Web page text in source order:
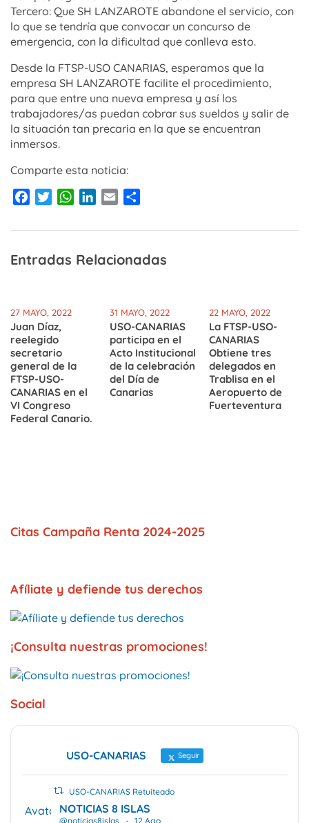
Tercero: Que SH LANZAROTE abandone el servicio, con
lo que se tendría que convocar un concurso de
emergencia, con la dificultad que conlleva esto.
Desde la FTSP-USO CANARIAS, esperamos que la
empresa SH LANZAROTE facilite el procedimiento,
para que entre una nueva empresa y así los
trabajadores/as puedan cobrar sus sueldos y salir de
la situación tan precaria en la que se encuentran
inmersos.
Comparte esta noticia:
Facebook
TwitterWhatsApp
LinkedIn
Email
Entradas Relacionadas
27 MAYO, 2022
Juan Díaz,
reelegido
secretario
general de la
FTSP-USO-
CANARIAS en el
VI Congreso
Federal Canario.
31 MAYO, 2022
USO-CANARIAS
participa en el
Acto Institucional
de la celebración
del Día de
Canarias
22 MAYO, 2022
La FTSP-USO-
CANARIAS
Obtiene tres
delegados en
Trablisa en el
Aeropuerto de
Fuerteventura
Citas Campaña Renta 2024-2025
Afíliate y defiende tus derechos
¡Consulta nuestras promociones!
Social
USO-CANARIAS Seguir
USO-CANARIAS Retuiteado
Avatar NOTICIAS 8 ISLAS
@noticias8islas · 12 Ago